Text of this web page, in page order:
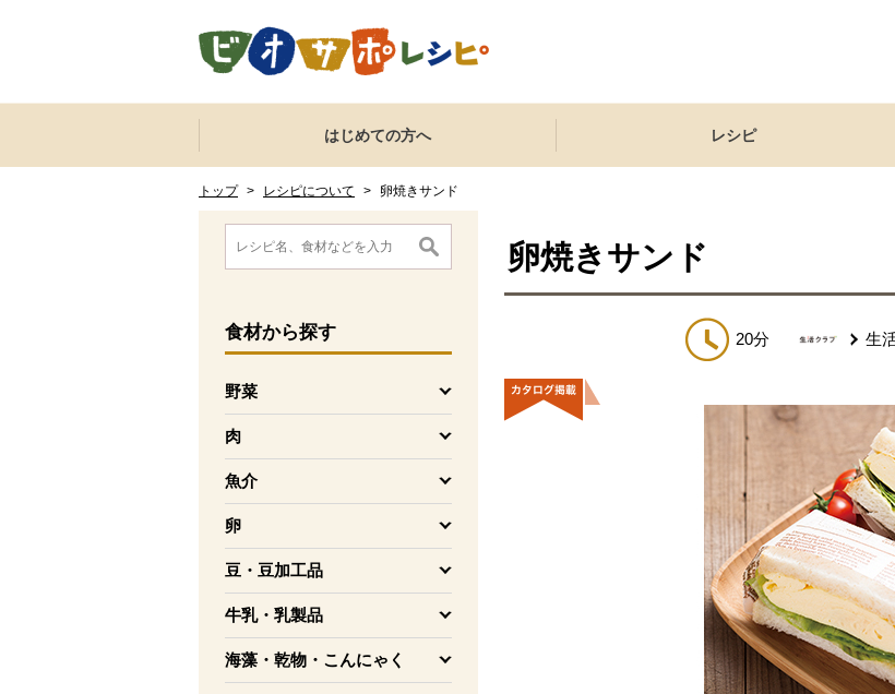
ここからサイト内共通メニューです。
サイト内共通メニューをスキップする
はじめての方へ レシピ
トップ > レシピについて > 卵焼きサンド
ここから消費材検索メニューです。
食材から探す
野菜
を開く
肉
を開く
魚介
を開く
卵
を開く
豆・豆加工品
を開く
牛乳・乳製品
を開く
海藻・乾物・こんにゃく
を開く
消費材検索メニューここまで。
ここから本文です。
卵焼きサンド
20分 生